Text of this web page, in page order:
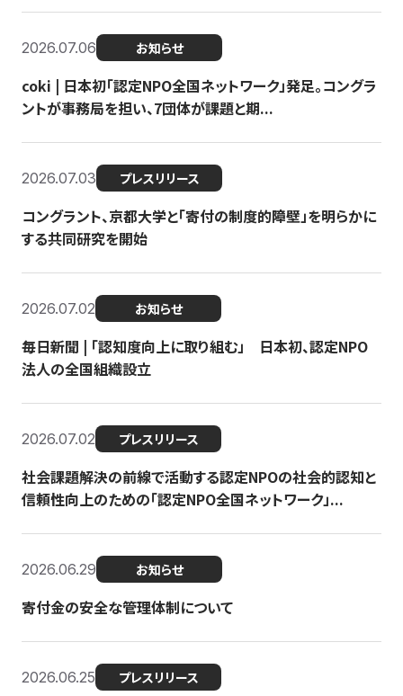
2026.07.06 お知らせ
coki | 日本初「認定NPO全国ネットワーク」発足。コングラ
ントが事務局を担い、7団体が課題と期...
2026.07.03 プレスリリース
コングラント、京都大学と「寄付の制度的障壁」を明らかに
する共同研究を開始
2026.07.02 お知らせ
毎日新聞 | 「認知度向上に取り組む」 日本初、認定NPO
法人の全国組織設立
2026.07.02 プレスリリース
社会課題解決の前線で活動する認定NPOの社会的認知と
信頼性向上のための「認定NPO全国ネットワーク」...
2026.06.29 お知らせ
寄付金の安全な管理体制について
2026.06.25 プレスリリース